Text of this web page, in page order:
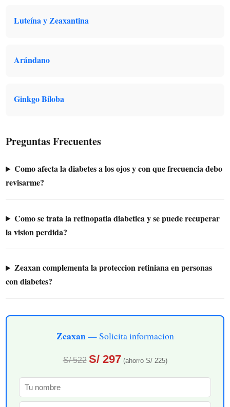
Luteína y Zeaxantina
Arándano
Ginkgo Biloba
Preguntas Frecuentes
Como afecta la diabetes a los ojos y con que frecuencia debo
revisarme?
Como se trata la retinopatia diabetica y se puede recuperar
la vision perdida?
Zeaxan complementa la proteccion retiniana en personas
con diabetes?
Zeaxan— Solicita informacion
S/ 522 S/ 297 (ahorro S/ 225)